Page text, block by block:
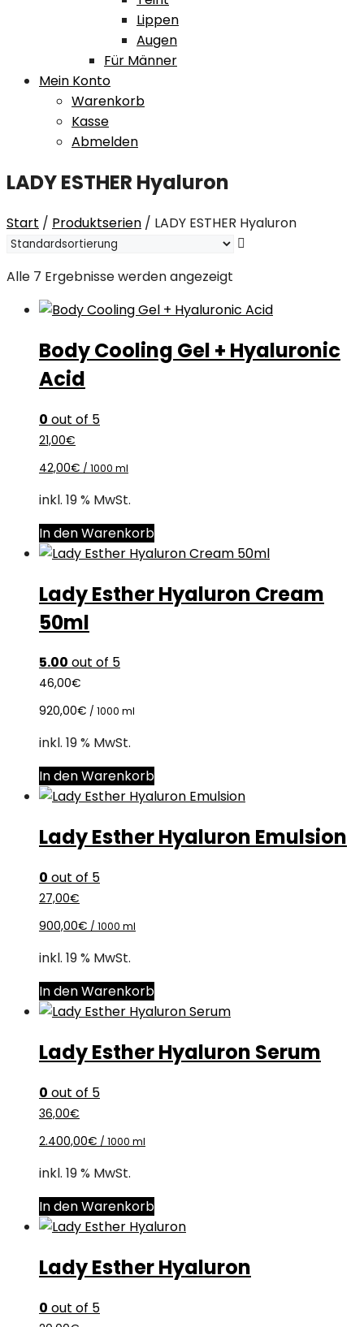
Lippen
Augen
Für Männer
Mein Konto
Warenkorb
Kasse
Abmelden
LADY ESTHER Hyaluron
Start / Produktserien / LADY ESTHER Hyaluron
Alle 7 Ergebnisse werden angezeigt
Body Cooling Gel + Hyaluronic
Acid
0 out of 5
21,00€
42,00€ / 1000 ml
inkl. 19 % MwSt.
In den Warenkorb
Lady Esther Hyaluron Cream
50ml
5.00 out of 5
46,00€
920,00€ / 1000 ml
inkl. 19 % MwSt.
In den Warenkorb
Lady Esther Hyaluron Emulsion
0 out of 5
27,00€
900,00€ / 1000 ml
inkl. 19 % MwSt.
In den Warenkorb
Lady Esther Hyaluron Serum
0 out of 5
36,00€
2.400,00€ / 1000 ml
inkl. 19 % MwSt.
In den Warenkorb
Lady Esther Hyaluron
0 out of 5